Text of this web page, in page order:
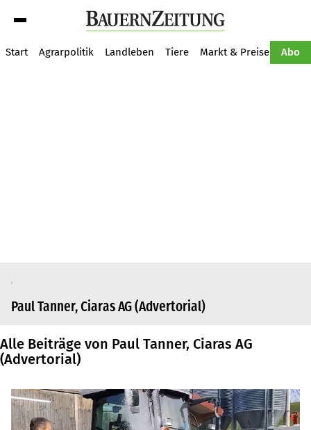
Start Agrarpolitik Landleben Tiere Markt & Preise Abo
Paul Tanner, Ciaras AG (Advertorial)
Alle Beiträge von Paul Tanner, Ciaras AG
(Advertorial)